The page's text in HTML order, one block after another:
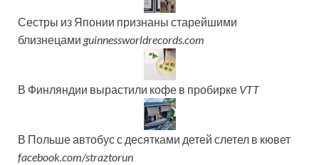
Сестры из Японии признаны старейшими
близнецами guinnessworldrecords.com
В Финляндии вырастили кофе в пробирке VTT
В Польше автобус с десятками детей слетел в кювет
facebook.com/straztorun